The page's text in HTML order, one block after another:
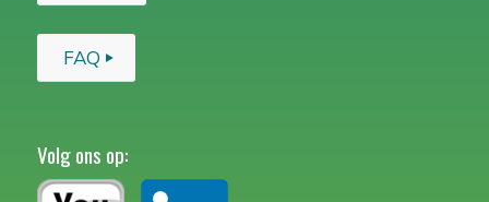
FAQ
Volg ons op: